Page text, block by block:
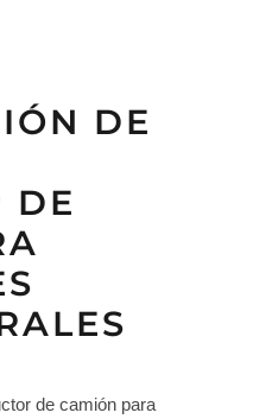
DE
DE
de camión para